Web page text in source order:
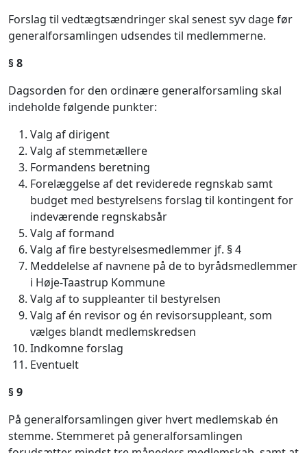
Forslag til vedtægtsændringer skal senest syv dage før
generalforsamlingen udsendes til medlemmerne.
§ 8
Dagsorden for den ordinære generalforsamling skal
indeholde følgende punkter:
Valg af dirigent
Valg af stemmetællere
Formandens beretning
Forelæggelse af det reviderede regnskab samt
budget med bestyrelsens forslag til kontingent for
indeværende regnskabsår
Valg af formand
Valg af fire bestyrelsesmedlemmer jf. § 4
Meddelelse af navnene på de to byrådsmedlemmer
i Høje-Taastrup Kommune
Valg af to suppleanter til bestyrelsen
Valg af én revisor og én revisorsuppleant, som
vælges blandt medlemskredsen
Indkomne forslag
Eventuelt
§ 9
På generalforsamlingen giver hvert medlemskab én
stemme. Stemmeret på generalforsamlingen